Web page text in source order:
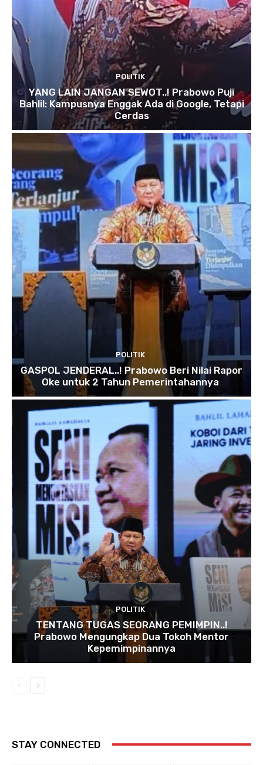
POLITIK
YANG LAIN JANGAN SEWOT..! Prabowo Puji
Bahlil: Kampusnya Enggak Ada di Google, Tetapi
Cerdas
POLITIK
GASPOL JENDERAL..! Prabowo Beri Nilai Rapor
Oke untuk 2 Tahun Pemerintahannya
POLITIK
TENTANG TUGAS SEORANG PEMIMPIN..!
Prabowo Mengungkap Dua Tokoh Mentor
Kepemimpinannya
STAY CONNECTED